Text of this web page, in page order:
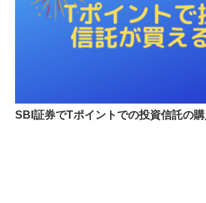
SBI証券でTポイントでの投資信託の購